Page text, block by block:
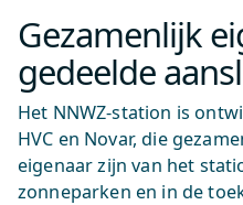
Gezamenlijk
gedeelde
Het NNWZ-station is
HVC en Novar, die
eigenaar zijn van het
zonneparken en in de